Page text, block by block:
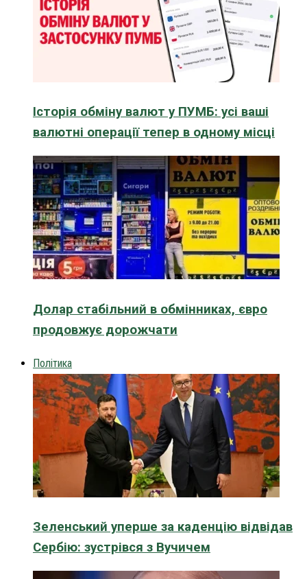
Історія обміну валют у ПУМБ: усі ваші
валютні операції тепер в одному місці
Долар стабільний в обмінниках, євро
продовжує дорожчати
Політика
Зеленський уперше за каденцію відвідав
Сербію: зустрівся з Вучичем